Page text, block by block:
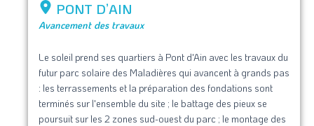
PONT D’AIN
Avancement des travaux
Le soleil prend ses quartiers à Pont d'Ain avec les travaux du
futur parc solaire des Maladières qui avancent à grands pas
: les terrassements et la préparation des fondations sont
terminés sur l'ensemble du site ; le battage des pieux se
poursuit sur les 2 zones sud-ouest du parc ; le montage des